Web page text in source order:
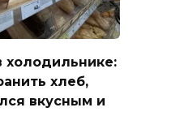
холодильнике:
хлеб,
вкусным и